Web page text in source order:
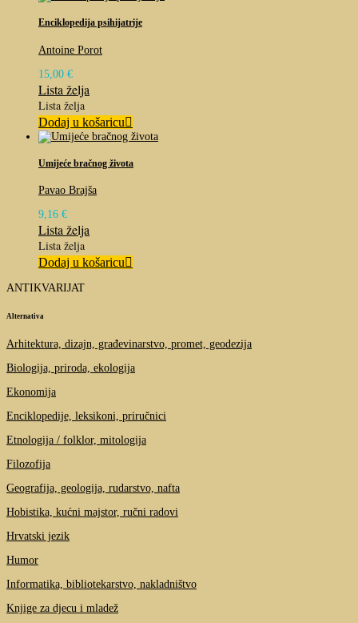
Enciklopedija psihijatrije
Antoine Porot
15,00 €
Lista želja
Lista želja
Dodaj u košaricu
Umijeće bračnog života
Pavao Brajša
9,16 €
Lista želja
Lista želja
Dodaj u košaricu
ANTIKVARIJAT
Alternativa
Arhitektura, dizajn, građevinarstvo, promet, geodezija
Biologija, priroda, ekologija
Ekonomija
Enciklopedije, leksikoni, priručnici
Etnologija / folklor, mitologija
Filozofija
Geografija, geologija, rudarstvo, nafta
Hobistika, kućni majstor, ručni radovi
Hrvatski jezik
Humor
Informatika, bibliotekarstvo, nakladništvo
Knjige za djecu i mladež